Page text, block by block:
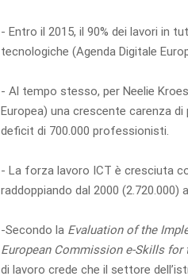
- Entro il 2015, il 90% dei lavori in
tecnologiche (Agenda Digitale
- Al tempo stesso, per Neelie
Europea) una crescente carenza
deficit di 700.000 professionisti.
- La forza lavoro ICT è cresciuta
raddoppiando dal 2000 (2.720.000)
-Secondo la Evaluation of the
European Commission e-Skills for
di lavoro crede che il settore